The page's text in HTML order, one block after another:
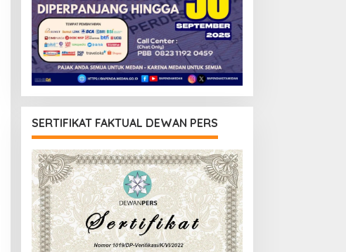
SERTIFIKAT FAKTUAL DEWAN PERS